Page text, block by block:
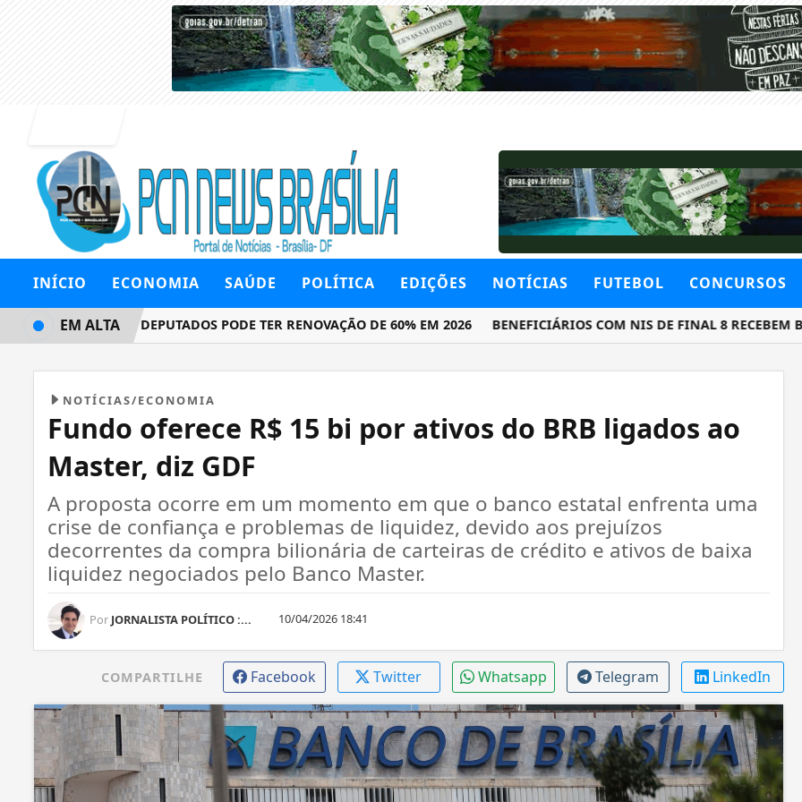
INÍCIO ECONOMIA SAÚDE POLÍTICA EDIÇÕES NOTÍCIAS FUTEBOL CONCURSOS
CÂMARA DOS DEPUTADOS PODE TER RENOVAÇÃO DE 60% EM 2026 BENEFICIÁRIOS COM NIS DE FINAL 8 RECEBEM
EM ALTA
NOTÍCIAS/ECONOMIA
Fundo oferece R$ 15 bi por ativos do BRB ligados ao
Master, diz GDF
A proposta ocorre em um momento em que o banco estatal enfrenta uma
crise de confiança e problemas de liquidez, devido aos prejuízos
decorrentes da compra bilionária de carteiras de crédito e ativos de baixa
liquidez negociados pelo Banco Master.
Por JORNALISTA POLÍTICO :... 10/04/2026 18:41
COMPARTILHE Facebook Twitter Whatsapp Telegram LinkedIn